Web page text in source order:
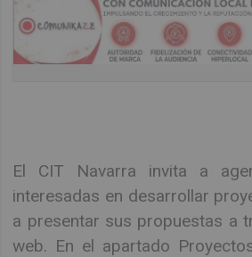
El CIT Navarra invita a
interesadas en desarrollar
a presentar sus propuestas a
web. En el apartado